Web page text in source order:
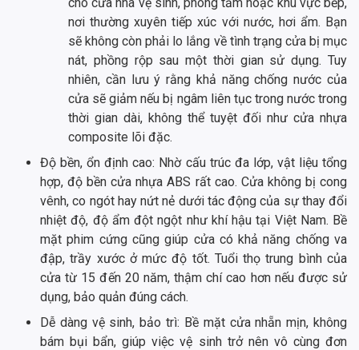
nơi thường xuyên tiếp xúc với nước, hơi ẩm. Bạn
sẽ không còn phải lo lắng về tình trạng cửa bị mục
nát, phồng rộp sau một thời gian sử dụng. Tuy
nhiên, cần lưu ý rằng khả năng chống nước của
cửa sẽ giảm nếu bị ngâm liên tục trong nước trong
thời gian dài, không thể tuyệt đối như cửa nhựa
composite lõi đặc.
Độ bền, ổn định cao: Nhờ cấu trúc đa lớp, vật liệu tổng
hợp, độ bền cửa nhựa ABS rất cao. Cửa không bị cong
vênh, co ngót hay nứt nẻ dưới tác động của sự thay đổi
nhiệt độ, độ ẩm đột ngột như khí hậu tại Việt Nam. Bề
mặt phim cứng cũng giúp cửa có khả năng chống va
đập, trầy xước ở mức độ tốt. Tuổi thọ trung bình của
cửa từ 15 đến 20 năm, thậm chí cao hơn nếu được sử
dụng, bảo quản đúng cách.
Dễ dàng vệ sinh, bảo trì: Bề mặt cửa nhẵn mịn, không
bám bụi bẩn, giúp việc vệ sinh trở nên vô cùng đơn